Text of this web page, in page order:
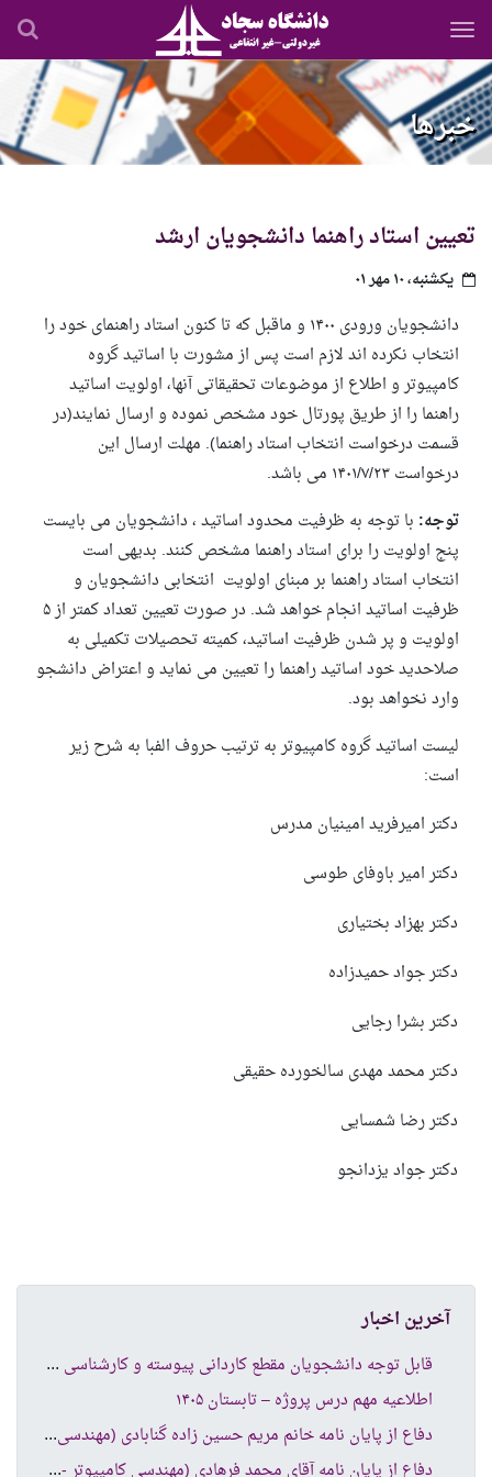
رفتن
محتوای
اصلی
خبرها
تعیین استاد راهنما دانشجویان ارشد
یکشنبه، ۱۰ مهر ۰۱
دانشجویان ورودی ۱۴۰۰ و ماقبل که تا کنون استاد راهنمای خود را
انتخاب نکرده اند لازم است پس از مشورت با اساتید گروه
کامپیوتر و اطلاع از موضوعات تحقیقاتی آنها، اولویت اساتید
راهنما را از طریق پورتال خود مشخص نموده و ارسال نمایند(در
قسمت درخواست انتخاب استاد راهنما). مهلت ارسال این
درخواست ۱۴۰۱/۷/۲۳ می باشد.
توجه: با توجه به ظرفیت محدود اساتید ، دانشجویان می بایست
پنج اولویت را برای استاد راهنما مشخص کنند. بدیهی است
انتخاب استاد راهنما بر مبنای اولویت انتخابی دانشجویان و
ظرفیت اساتید انجام خواهد شد. در صورت تعیین تعداد کمتر از ۵
اولویت و پر شدن ظرفیت اساتید، کمیته تحصیلات تکمیلی به
صلاحدید خود اساتید راهنما را تعیین می نماید و اعتراض دانشجو
وارد نخواهد بود.
لیست اساتید گروه کامپیوتر به ترتیب حروف الفبا به شرح زیر
است:
دکتر امیرفرید امینیان مدرس
دکتر امیر باوفای طوسی
دکتر بهزاد بختیاری
دکتر جواد حمیدزاده
دکتر بشرا رجایی
دکتر محمد مهدی سالخورده حقیقی
دکتر رضا شمسایی
دکتر جواد یزدانجو
آخرین اخبار
قاب
ل توجه دانشجویان مقطع کاردانی پیوسته و کارشناسی ناپیوسته
اطلاعیه مهم درس پروژه – تابستان ۱۴۰۵
دفا
ع از پایان نامه خانم مریم حسین زاده گنابادی (مهندسی کامپیوتر نرم افزار )